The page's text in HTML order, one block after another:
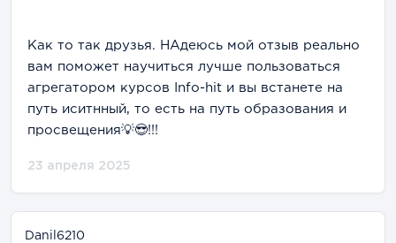
Как то так друзья. НАдеюсь мой отзыв реально
вам поможет научиться лучше пользоваться
агрегатором курсов Info-hit и вы встанете на
путь иситнный, то есть на путь образования и
просвещения💡😎!!!
23 апреля 2025
Danil6210